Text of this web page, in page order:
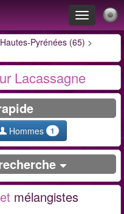
Toggle
navigation
Hautes-Pyrénées (65) >
Lacassagne
Hommes 1
et mélangistes